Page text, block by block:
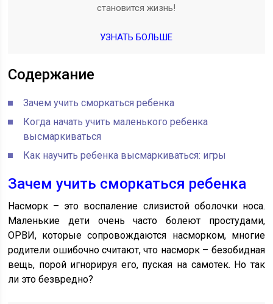
становится жизнь!
УЗНАТЬ БОЛЬШЕ
Содержание
Зачем учить сморкаться ребенка
Когда начать учить маленького ребенка
высмаркиваться
Как научить ребенка высмаркиваться: игры
Зачем учить сморкаться ребенка
Насморк – это воспаление слизистой оболочки носа.
Маленькие дети очень часто болеют простудами,
ОРВИ, которые сопровождаются насморком, многие
родители ошибочно считают, что насморк – безобидная
вещь, порой игнорируя его, пуская на самотек. Но так
ли это безвредно?